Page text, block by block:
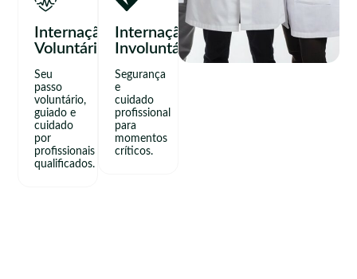
Internação
Voluntária
Seu
passo
voluntário,
guiado e
cuidado
por
profissionais
qualificados.
Internação
Involuntária
Segurança
e
cuidado
profissional
para
momentos
críticos.